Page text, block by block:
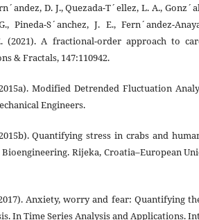
D. J., Quezada-T´ellez, L. A.,
Pineda-S´anchez, J. E., Fern´andez-
(2021). A fractional-order approach to
& Fractals, 147:110942.
Modified Detrended Fluctuation
Engineers.
Quantifying stress in crabs and
Rijeka, Croatia–European
Anxiety, worry and fear: Quantifying
In Time Series Analysis and Applications.